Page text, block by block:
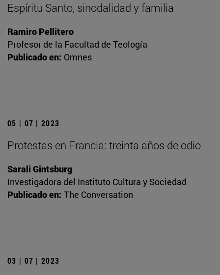
Espíritu Santo, sinodalidad y familia
Ramiro Pellitero
Profesor de la Facultad de Teología
Publicado en: Omnes
05 | 07 | 2023
Protestas en Francia: treinta años de odio
Sarali Gintsburg
Investigadora del Instituto Cultura y Sociedad
Publicado en: The Conversation
03 | 07 | 2023